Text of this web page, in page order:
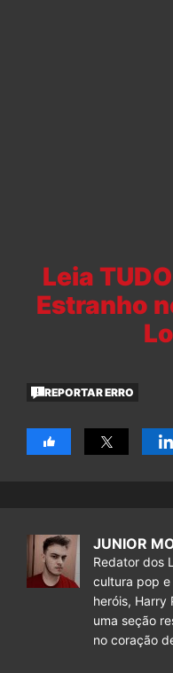
Leia
Estranho
REPORTAR ERRO
JUNIOR
Redator dos
cultura pop
heróis, Harry
uma seção
no coração